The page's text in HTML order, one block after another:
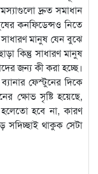
দ্রুত সমাধান
কনফিডেন্সও নিতে
মানুষ যেন বুঝে
কিন্তু সাধারণ মানুষ
জন্য কী করা হচ্ছে।
ফেস্টুনের দিকে
ক্ষোভ সৃষ্টি হয়েছে,
হবে না, কারণ
থাকুক সেটা